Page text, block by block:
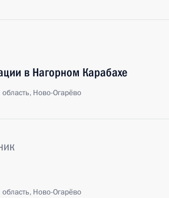
в Нагорном Карабахе
Ново-Огарёво
Ново-Огарёво